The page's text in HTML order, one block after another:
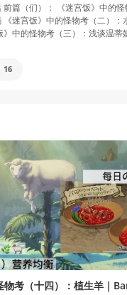
篇（们）： 《迷宫饭》中的
迷宫饭》中的怪物考（二）：
》中的怪物考（三）：浅谈温蒂
16
物考（十四）：植生羊｜